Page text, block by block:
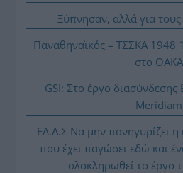
Ξύπνησαν, αλλά για
Παναθηναϊκός – ΤΣΣΚΑ 1948
στο ΟΑΚΑ
GSI: Στο έργο
Meridiam
ΕΛ.Α.Σ Να μην πανηγυρίζει η
που έχει παγώσει εδώ και
ολοκληρωθεί το έργο